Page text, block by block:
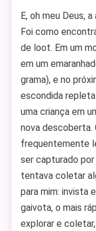
E, oh meu Deus,
Foi como
de loot. Em um
em um
grama), e no
escondida
uma criança em
nova descoberta.
frequentemente
ser capturado
tentava coletar
para mim: invista
gaivota, o mais
explorar e